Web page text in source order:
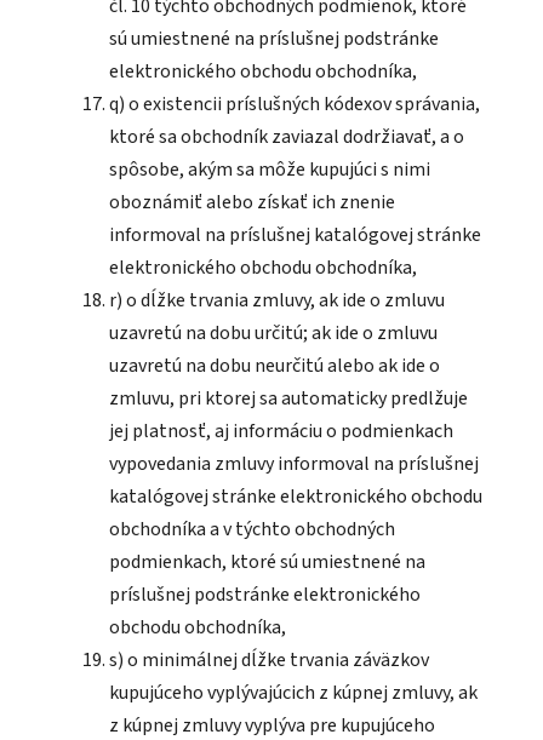
čl. 10 týchto obchodných podmienok, ktoré
sú umiestnené na príslušnej podstránke
elektronického obchodu obchodníka,
q) o existencii príslušných kódexov správania,
ktoré sa obchodník zaviazal dodržiavať, a o
spôsobe, akým sa môže kupujúci s nimi
oboznámiť alebo získať ich znenie
informoval na príslušnej katalógovej stránke
elektronického obchodu obchodníka,
r) o dĺžke trvania zmluvy, ak ide o zmluvu
uzavretú na dobu určitú; ak ide o zmluvu
uzavretú na dobu neurčitú alebo ak ide o
zmluvu, pri ktorej sa automaticky predlžuje
jej platnosť, aj informáciu o podmienkach
vypovedania zmluvy informoval na príslušnej
katalógovej stránke elektronického obchodu
obchodníka a v týchto obchodných
podmienkach, ktoré sú umiestnené na
príslušnej podstránke elektronického
obchodu obchodníka,
s) o minimálnej dĺžke trvania záväzkov
kupujúceho vyplývajúcich z kúpnej zmluvy, ak
z kúpnej zmluvy vyplýva pre kupujúceho